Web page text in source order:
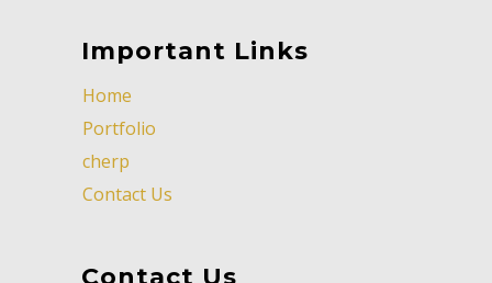
Important Links
Home
Portfolio
cherp
Contact Us
Contact Us